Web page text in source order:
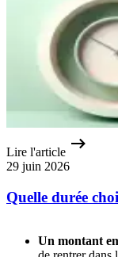
Lire l'article
29 juin 2026
Quelle durée
Un montant